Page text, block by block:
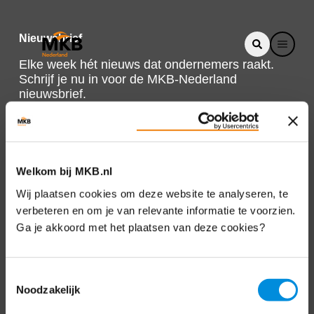
Welkom bij MKB.nl
Wij plaatsen cookies om deze website te analyseren, te
verbeteren en om je van relevante informatie te voorzien.
Ga je akkoord met het plaatsen van deze cookies?
Noodzakelijk
Nieuwsbrief
Elke week hét nieuws dat ondernemers raakt.
Schrijf je nu in voor de MKB-Nederland
nieuwsbrief.
Direct naar
Over ons
Bezuidenhoutseweg 12